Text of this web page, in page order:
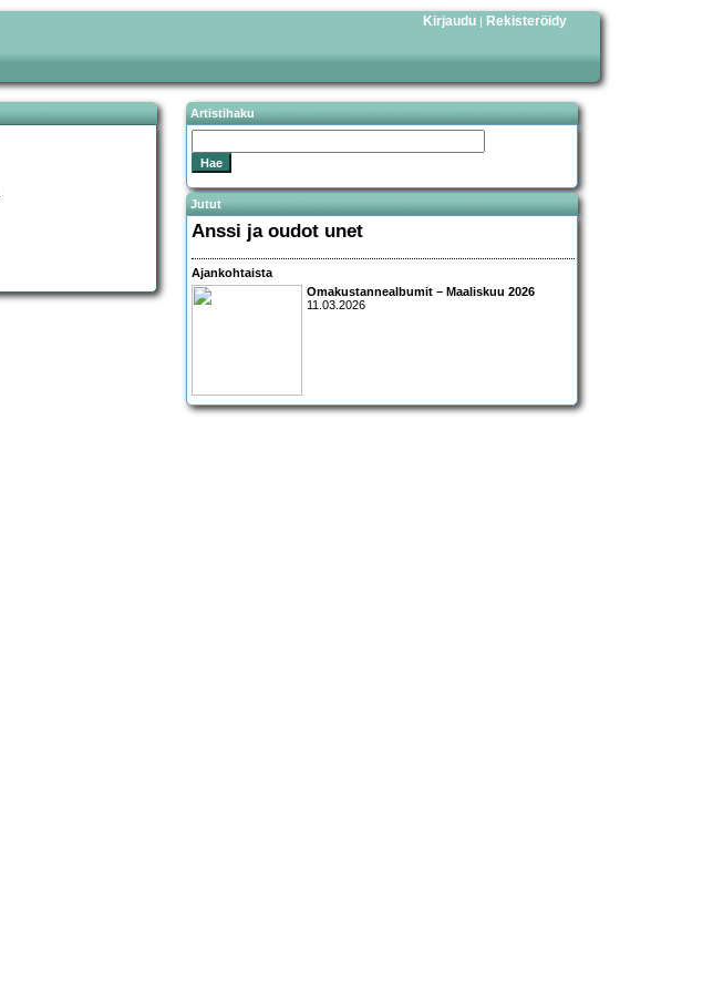
Kirjaudu | Rekisteröidy
Artistihaku
Jutut
Anssi ja oudot unet
Ajankohtaista
Omakustannealbumit – Maaliskuu 2026
11.03.2026